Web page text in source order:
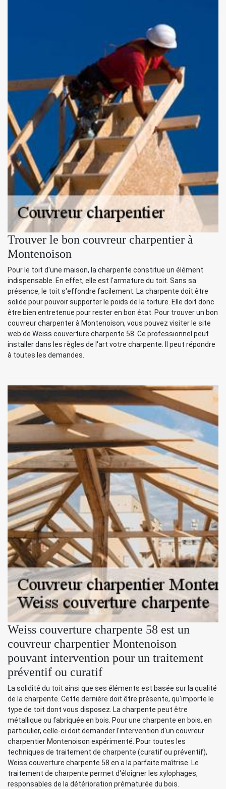
Trouver le bon couvreur charpentier à
Montenoison
Pour le toit d'une maison, la charpente constitue un élément
indispensable. En effet, elle est l'armature du toit. Sans sa
présence, le toit s'effondre facilement. La charpente doit être
solide pour pouvoir supporter le poids de la toiture. Elle doit donc
être bien entretenue pour rester en bon état. Pour trouver un bon
couvreur charpenter à Montenoison, vous pouvez visiter le site
web de Weiss couverture charpente 58. Ce professionnel peut
installer dans les règles de l'art votre charpente. Il peut répondre
à toutes les demandes.
Weiss couverture charpente 58 est un
couvreur charpentier Montenoison
pouvant intervention pour un traitement
préventif ou curatif
La solidité du toit ainsi que ses éléments est basée sur la qualité
de la charpente. Cette dernière doit être présente, qu'importe le
type de toit dont vous disposez. La charpente peut être
métallique ou fabriquée en bois. Pour une charpente en bois, en
particulier, celle-ci doit demander l'intervention d'un couvreur
charpentier Montenoison expérimenté. Pour toutes les
techniques de traitement de charpente (curatif ou préventif),
Weiss couverture charpente 58 en a la parfaite maîtrise. Le
traitement de charpente permet d'éloigner les xylophages,
responsables de la détérioration prématurée du bois.